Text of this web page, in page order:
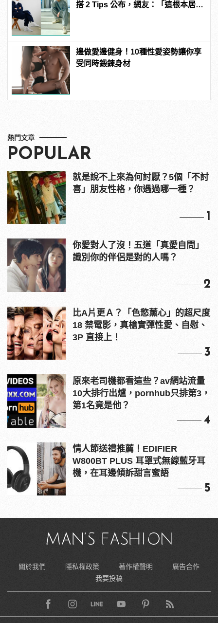
搭 2 Tips 公布，網友：「這根本居家
邊做愛邊健身！10種性愛姿勢讓你享
受同時鍛鍊身材
熱門文章
POPULAR
就是說不上來為何討厭？5個「不討
喜」朋友性格，你遇過哪一種？
1
你愛對人了沒！五道「真愛自問」
識別你的伴侶是對的人嗎？
2
比A片更Ａ？「色慾薰心」的超尺度
18 禁電影，真槍實彈性愛、自慰、
3P 直接上！
3
原來老司機都看這些？av網站流量
10大排行出爐，pornhub只排第3，
第1名竟是他？
4
情人節送禮推薦！EDIFIER
W800BT PLUS 耳罩式無線藍牙耳
機，在耳邊傾訴甜言蜜語
5
關於我們 隱私權政策 著作權聲明
廣告合作
我要投稿